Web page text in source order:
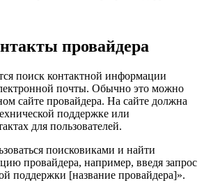
провайдера
поиск контактной информации
почты. Обычно это можно
сайте провайдера. На сайте должна
поддержке или
для пользователей.
поисковиками и найти
провайдера, например, введя запрос
поддержки [название провайдера]».